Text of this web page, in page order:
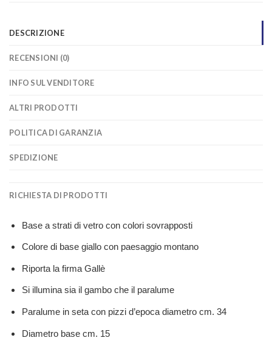
DESCRIZIONE
RECENSIONI (0)
INFO SUL VENDITORE
ALTRI PRODOTTI
POLITICA DI GARANZIA
SPEDIZIONE
RICHIESTA DI PRODOTTI
Base a strati di vetro con colori sovrapposti
Colore di base giallo con paesaggio montano
Riporta la firma Gallè
Si illumina sia il gambo che il paralume
Paralume in seta con pizzi d’epoca diametro cm. 34
Diametro base cm. 15